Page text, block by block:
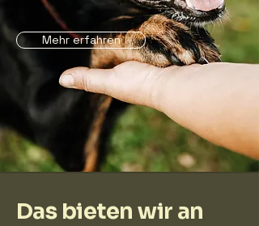
Mehr erfahren
Das bieten wir an